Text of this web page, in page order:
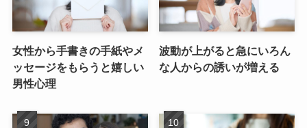
女性から手書きの手紙やメ
ッセージをもらうと嬉しい
男性心理
波動が上がると急にいろん
な人からの誘いが増える